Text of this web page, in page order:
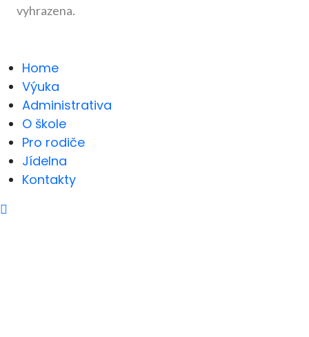
vyhrazena.
Home
Výuka
Administrativa
O škole
Pro rodiče
Jídelna
Kontakty